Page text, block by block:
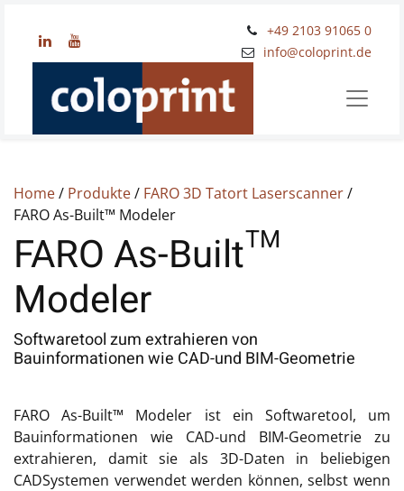
+49 2103 91065 0
​info@coloprint.de
Home/ Produkte/ FARO 3D Tatort Laserscanner/
FARO As-Built™ Modeler
FARO As-Built™
Modeler
Softwaretool zum extrahieren von
Bauinformationen wie CAD-und BIM-Geometrie
FARO As-Built™ Modeler ist ein Softwaretool, um
Bauinformationen wie CAD-und BIM-Geometrie zu
extrahieren, damit sie als 3D-Daten in beliebigen
CADSystemen verwendet werden können, selbst wenn